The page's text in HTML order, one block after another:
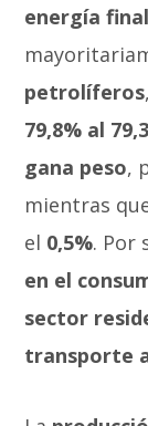
energía final
petrolíferos
79,8% al
gana peso,
mientras
el 0,5%. Por
en el
sector
transporte